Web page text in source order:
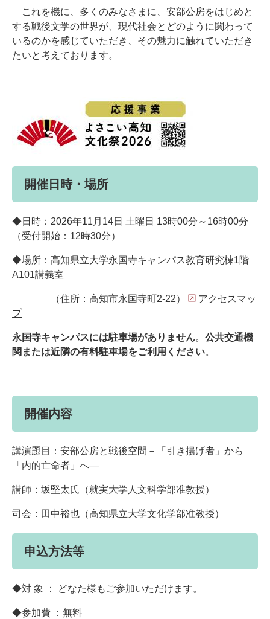
これを機に、多くのみなさまに、安部公房をはじめと
する戦後文学の世界が、現代社会とどのように関わって
いるのかを感じていただき、その魅力に触れていただき
たいと考えております。
開催日時・場所
◆日時：2026年11月14日 土曜日 13時00分～16時00分
（受付開始：12時30分）
◆場所：高知県立大学永国寺キャンパス教育研究棟1階
A101講義室
（住所：高知市永国寺町2-22）
アクセスマッ
プ
永国寺キャンパスには駐車場がありません。 公共交通機
関または近隣の有料駐車場をご利用ください。
開催内容
講演題目：安部公房と戦後空間－「引き揚げ者」から
「内的亡命者」へ―
講師：坂堅太氏（就実大学人文科学部准教授）
司会：田中裕也（高知県立大学文化学部准教授）
申込方法等
◆対 象 ： どなた様もご参加いただけます。
◆参加費 ：無料​